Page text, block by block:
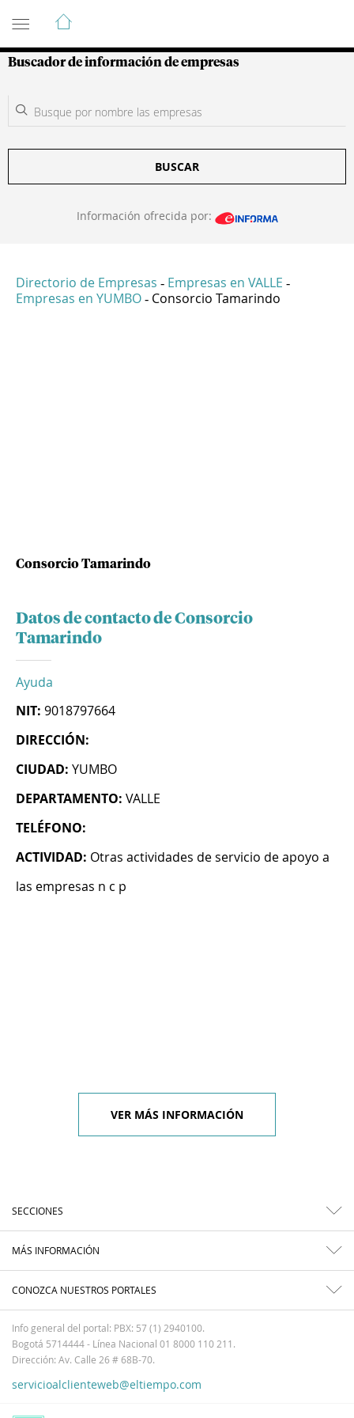
Guía de Empresas Colombianas
Buscador de información de empresas
BUSCAR
Información ofrecida por:
Directorio de Empresas - Empresas en VALLE -
Empresas en YUMBO - Consorcio Tamarindo
Consorcio Tamarindo
Datos de contacto de Consorcio
Tamarindo
Ayuda
NIT: 9018797664
DIRECCIÓN:
CIUDAD: YUMBO
DEPARTAMENTO: VALLE
TELÉFONO:
ACTIVIDAD: Otras actividades de servicio de apoyo a
las empresas n c p
VER MÁS INFORMACIÓN
SECCIONES
MÁS INFORMACIÓN
CONOZCA NUESTROS PORTALES
Info general del portal: PBX: 57 (1) 2940100.
Bogotá 5714444 - Línea Nacional 01 8000 110 211.
Dirección: Av. Calle 26 # 68B-70.
servicioalclienteweb@eltiempo.com